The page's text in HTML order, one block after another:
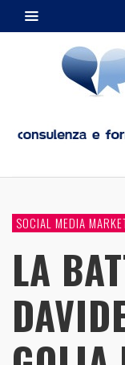
SOCIAL MEDIA
LA